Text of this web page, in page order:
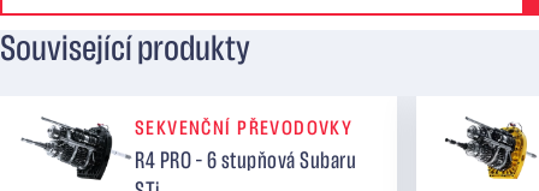
Související produkty
SEKVENČNÍ PŘEVODOVKY
R4 PRO – 6 stupňová Subaru